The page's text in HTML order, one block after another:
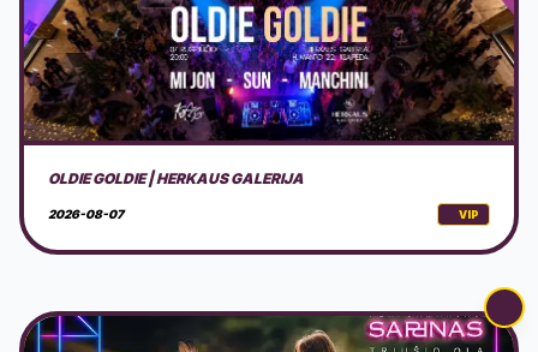
PERFORMANSAS - SAPNAS: TRIUŠIO OLA
2026-08-07 VIP